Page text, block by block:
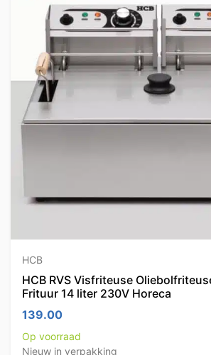
HCB
HCB RVS Visfriteuse
Frituur 14 liter 230V Horeca
139.00
Op voorraad
Nieuw in verpakking